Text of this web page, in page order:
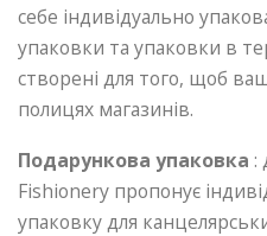
себе індивідуально
упаковки та упаковки в
створені для того, щоб
полицях магазинів.
Подарункова упаковка :
Fishionery пропонує
упаковку для